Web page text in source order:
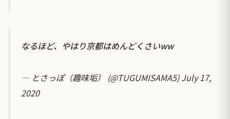
なるほど、やはり京都はめんどくさいww
— とさっぽ（趣味垢） (@TUGUMISAMA5)July 17,
2020